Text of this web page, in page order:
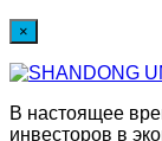
×
В настоящее
инвесторов в